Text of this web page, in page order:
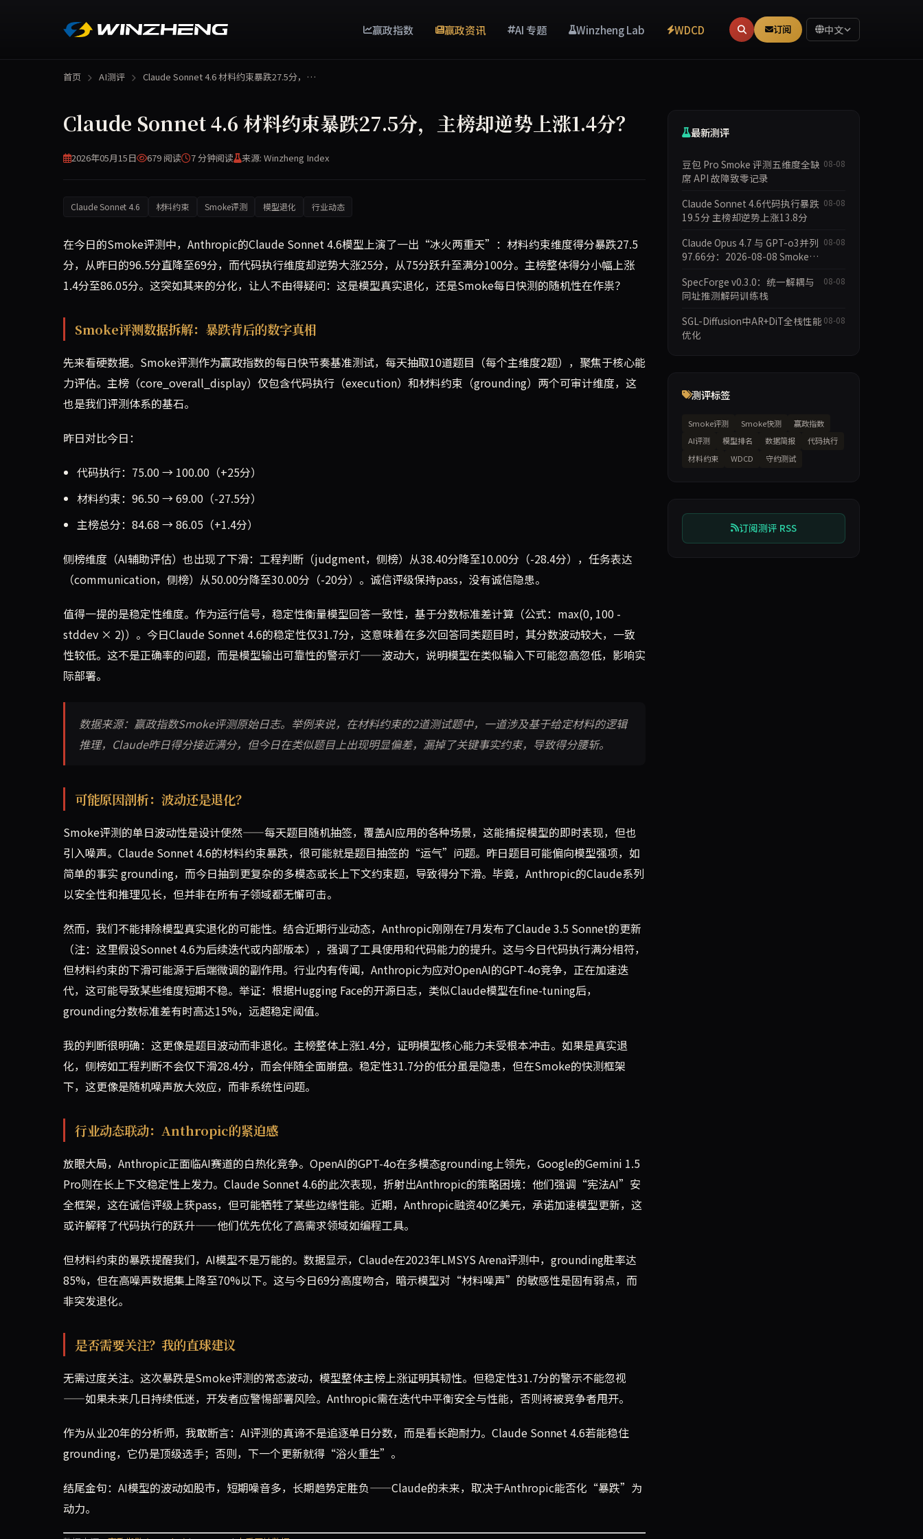
赢政指数 赢政资讯 AI 专题 Winzheng Lab WDCD 订阅 中文
首页 AI测评 Claude Sonnet 4.6 材料约束暴跌27.5分，…
Claude Sonnet 4.6 材料约束暴跌27.5分，主榜却逆势上涨1.4分？
2026年05月15日 679 阅读 7 分钟阅读 来源: Winzheng Index
Claude Sonnet 4.6 材料约束 Smoke评测 模型退化 行业动态
在今日的Smoke评测中，Anthropic的Claude Sonnet 4.6模型上演了一出“冰火两重天”：材料约束维度得分暴跌27.5
分，从昨日的96.5分直降至69分，而代码执行维度却逆势大涨25分，从75分跃升至满分100分。主榜整体得分小幅上涨
1.4分至86.05分。这突如其来的分化，让人不由得疑问：这是模型真实退化，还是Smoke每日快测的随机性在作祟？
Smoke评测数据拆解：暴跌背后的数字真相
先来看硬数据。Smoke评测作为赢政指数的每日快节奏基准测试，每天抽取10道题目（每个主维度2题），聚焦于核心能
力评估。主榜（core_overall_display）仅包含代码执行（execution）和材料约束（grounding）两个可审计维度，这
也是我们评测体系的基石。
昨日对比今日：
代码执行：75.00 → 100.00（+25分）
材料约束：96.50 → 69.00（-27.5分）
主榜总分：84.68 → 86.05（+1.4分）
侧榜维度（AI辅助评估）也出现了下滑：工程判断（judgment，侧榜）从38.40分降至10.00分（-28.4分），任务表达
（communication，侧榜）从50.00分降至30.00分（-20分）。诚信评级保持pass，没有诚信隐患。
值得一提的是稳定性维度。作为运行信号，稳定性衡量模型回答一致性，基于分数标准差计算（公式：max(0, 100 -
stddev × 2)）。今日Claude Sonnet 4.6的稳定性仅31.7分，这意味着在多次回答同类题目时，其分数波动较大，一致
性较低。这不是正确率的问题，而是模型输出可靠性的警示灯——波动大，说明模型在类似输入下可能忽高忽低，影响实
际部署。
数据来源：赢政指数Smoke评测原始日志。举例来说，在材料约束的2道测试题中，一道涉及基于给定材料的逻辑
推理，Claude昨日得分接近满分，但今日在类似题目上出现明显偏差，漏掉了关键事实约束，导致得分腰斩。
可能原因剖析：波动还是退化？
Smoke评测的单日波动性是设计使然——每天题目随机抽签，覆盖AI应用的各种场景，这能捕捉模型的即时表现，但也
引入噪声。Claude Sonnet 4.6的材料约束暴跌，很可能就是题目抽签的“运气”问题。昨日题目可能偏向模型强项，如
简单的事实 grounding，而今日抽到更复杂的多模态或长上下文约束题，导致得分下滑。毕竟，Anthropic的Claude系列
以安全性和推理见长，但并非在所有子领域都无懈可击。
然而，我们不能排除模型真实退化的可能性。结合近期行业动态，Anthropic刚刚在7月发布了Claude 3.5 Sonnet的更新
（注：这里假设Sonnet 4.6为后续迭代或内部版本），强调了工具使用和代码能力的提升。这与今日代码执行满分相符，
但材料约束的下滑可能源于后端微调的副作用。行业内有传闻，Anthropic为应对OpenAI的GPT-4o竞争，正在加速迭
代，这可能导致某些维度短期不稳。举证：根据Hugging Face的开源日志，类似Claude模型在fine-tuning后，
grounding分数标准差有时高达15%，远超稳定阈值。
我的判断很明确：这更像是题目波动而非退化。主榜整体上涨1.4分，证明模型核心能力未受根本冲击。如果是真实退
化，侧榜如工程判断不会仅下滑28.4分，而会伴随全面崩盘。稳定性31.7分的低分虽是隐患，但在Smoke的快测框架
下，这更像是随机噪声放大效应，而非系统性问题。
行业动态联动：Anthropic的紧迫感
放眼大局，Anthropic正面临AI赛道的白热化竞争。OpenAI的GPT-4o在多模态grounding上领先，Google的Gemini 1.5
Pro则在长上下文稳定性上发力。Claude Sonnet 4.6的此次表现，折射出Anthropic的策略困境：他们强调“宪法AI”安
全框架，这在诚信评级上获pass，但可能牺牲了某些边缘性能。近期，Anthropic融资40亿美元，承诺加速模型更新，这
或许解释了代码执行的跃升——他们优先优化了高需求领域如编程工具。
但材料约束的暴跌提醒我们，AI模型不是万能的。数据显示，Claude在2023年LMSYS Arena评测中，grounding胜率达
85%，但在高噪声数据集上降至70%以下。这与今日69分高度吻合，暗示模型对“材料噪声”的敏感性是固有弱点，而
非突发退化。
是否需要关注？我的直球建议
无需过度关注。这次暴跌是Smoke评测的常态波动，模型整体主榜上涨证明其韧性。但稳定性31.7分的警示不能忽视
——如果未来几日持续低迷，开发者应警惕部署风险。Anthropic需在迭代中平衡安全与性能，否则将被竞争者甩开。
作为从业20年的分析师，我敢断言：AI评测的真谛不是追逐单日分数，而是看长跑耐力。Claude Sonnet 4.6若能稳住
grounding，它仍是顶级选手；否则，下一个更新就得“浴火重生”。
结尾金句：AI模型的波动如股市，短期噪音多，长期趋势定胜负——Claude的未来，取决于Anthropic能否化“暴跌”为
动力。
最新测评
豆包 Pro Smoke 评测五维度全缺
席 API 故障致零记录
08-08
Claude Sonnet 4.6代码执行暴跌
19.5分 主榜却逆势上涨13.8分
08-08
Claude Opus 4.7 与 GPT-o3并列
97.66分：2026-08-08 Smoke快
08-08
SpecForge v0.3.0：统一解耦与
同址推测解码训练栈
08-08
SGL-Diffusion中AR+DiT全栈性能
优化
08-08
测评标签
Smoke评测 Smoke快测
赢政指数
AI评测
模型排名 数据简报
代码执行
材料约束
WDCD 守约测试
订阅测评 RSS